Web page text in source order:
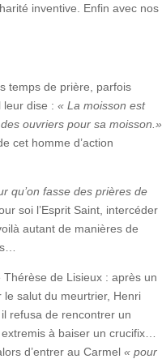
inventive. Enfin avec nos
temps de prière, parfois
leur dise :« La moisson est
ouvriers pour sa moisson.»
cet homme d’action
qu’on fasse des prières de
soi l’Esprit Saint, intercéder
autant de manières de
de Lisieux : après un
salut du meurtrier, Henri
refusa de rencontrer un
à baiser un crucifix…
d’entrer au Carmel« pour